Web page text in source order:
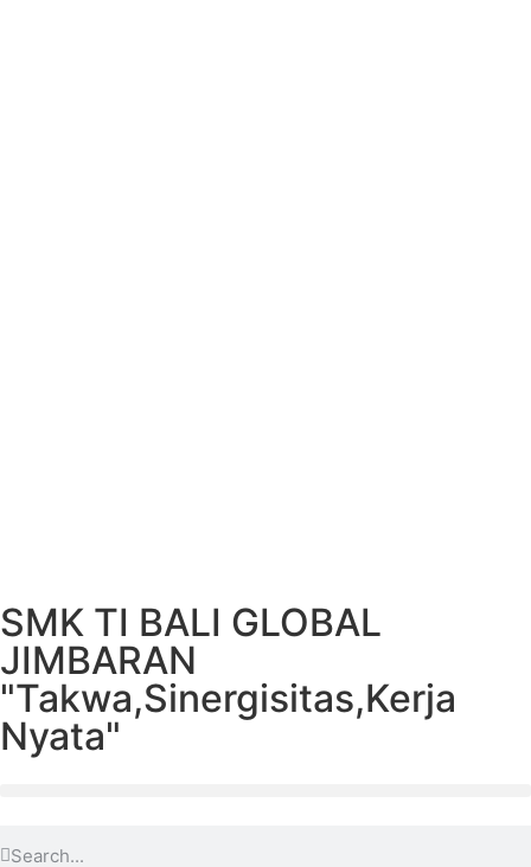
SMK TI BALI GLOBAL
JIMBARAN
"Takwa,Sinergisitas,Kerja
Nyata"